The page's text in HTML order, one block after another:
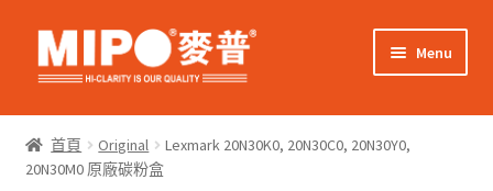
Skip
to
Skip
to
Menu
網上購物
關於我們
首頁 Original
Lexmark 20N30K0, 20N30C0, 20N30Y0,
20N30M0 原廠碳粉盒